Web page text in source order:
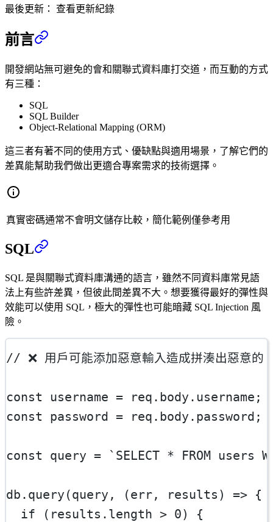
最後更新：
查看更新紀錄
前言
開發網站無可避免的會和關聯式資料庫打交道，而互動的方式
有三種：
SQL
SQL Builder
Object-Relational Mapping (ORM)
這三者有著不同的使用方式、優缺點與適用場景，了解它們的
差異能幫助我們做出更適合專案需求的技術選擇。
真實密碼通常不會明文儲存比較，簡化範例僅參考用
SQL
SQL 是與關聯式資料庫溝通的語言，雖然不同資料庫常見語
法上有些許差異，但彼此間差異不大。想要獲得最好的彈性與
效能可以使用 SQL，極大的彈性也可能暗藏 SQL Injection 風
險。
// ❌ 用戶可能添加惡意輸入造成拼湊出惡意的
const username = req.body.username;
const
password = req.body.password;
const query = `SELECT * FROM users
db. query (query, (err, results ) => {
if (results. length > 0) {